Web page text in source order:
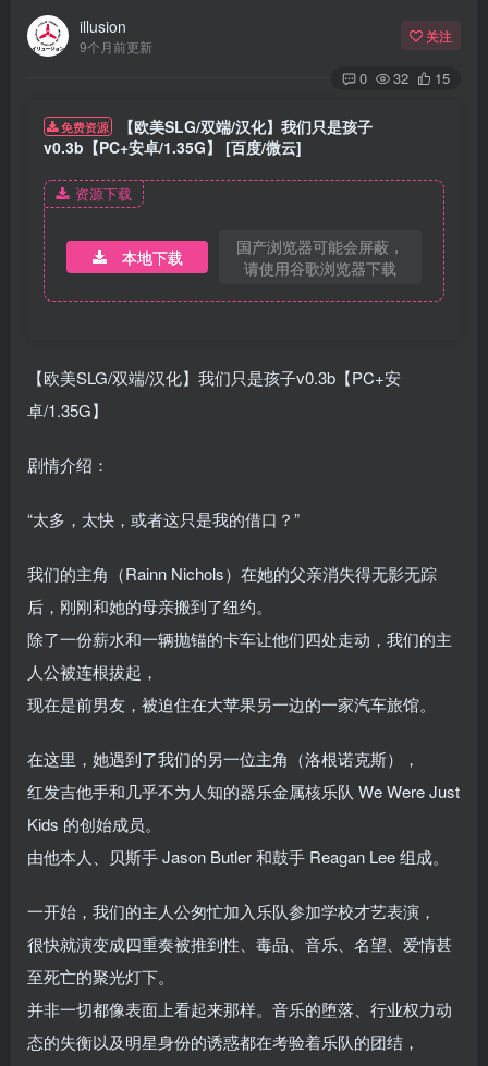
illusion
9个月前更新
关注
0 32 15
免费资源
【欧美SLG/双端/汉化】我们只是孩子
v0.3b【PC+安卓/1.35G】 [百度/微云]
资源下载
本地下载
国产浏览器可能会屏蔽，
请使用谷歌浏览器下载
【欧美SLG/双端/汉化】我们只是孩子v0.3b【PC+安
卓/1.35G】
剧情介绍：
“太多，太快，或者这只是我的借口？”
我们的主角（Rainn Nichols）在她的父亲消失得无影无踪
后，刚刚和她的母亲搬到了纽约。
除了一份薪水和一辆抛锚的卡车让他们四处走动，我们的主
人公被连根拔起，
现在是前男友，被迫住在大苹果另一边的一家汽车旅馆。
在这里，她遇到了我们的另一位主角（洛根诺克斯），
红发吉他手和几乎不为人知的器乐金属核乐队 We Were Just
Kids 的创始成员。
由他本人、贝斯手 Jason Butler 和鼓手 Reagan Lee 组成。
一开始，我们的主人公匆忙加入乐队参加学校才艺表演，
很快就演变成四重奏被推到性、毒品、音乐、名望、爱情甚
至死亡的聚光灯下。
并非一切都像表面上看起来那样。音乐的堕落、行业权力动
态的失衡以及明星身份的诱惑都在考验着乐队的团结，